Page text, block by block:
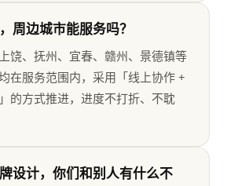
周边城市能服务吗？
饶、抚州、宜春、赣州、景德镇等
在服务范围内，采用「线上协作 +
的方式推进，进度不打折、不耽
设计，你们和别人有什么不